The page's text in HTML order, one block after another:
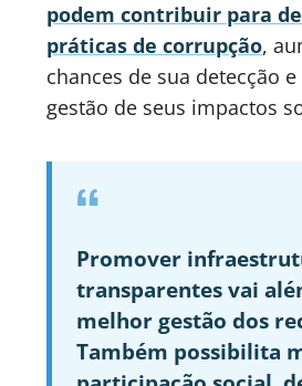
podem contribuir para
práticas de corrupção,
chances de sua detecção
gestão de seus impactos
Promover
transparentes vai
melhor gestão dos
Também possibilita